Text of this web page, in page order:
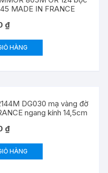
MADE IN FRANCE
₫
HÀNG
DG030 mạ vàng đờ
ngang kính 14,5cm
₫
HÀNG